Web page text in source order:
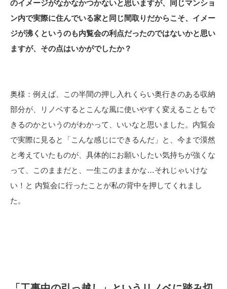
のイメージがなかなかつかないと思いますが、同じマンショ
ン内で実際に住んでいる家と同じ間取りだからこそ、イメー
ジが沸くというのも内覧会の利点だったのではないかと思い
ますが、その点はいかがでしたか？
奥様：例えば、この半間の押し入れくらい奥行きのある収納
部分が、リノベするとこんな風に使いやすく変えることもで
きるのかというのがわかって、いいなと思いました。内覧会
で実際に見ると「こんな感じにできるんだ」と、今まで漠然
と考えていたものが、具体的にお願いしたい気持ちが強くな
って、このままだと、一生このままかな…それじゃいけな
い！と 内覧会に行ったことが私の背中を押してくれまし
た。